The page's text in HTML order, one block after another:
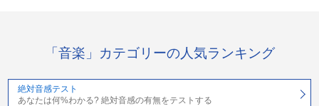
「音楽」カテゴリーの人気ランキング
絶対音感テスト
あなたは何%わかる? 絶対音感の有無をテストする